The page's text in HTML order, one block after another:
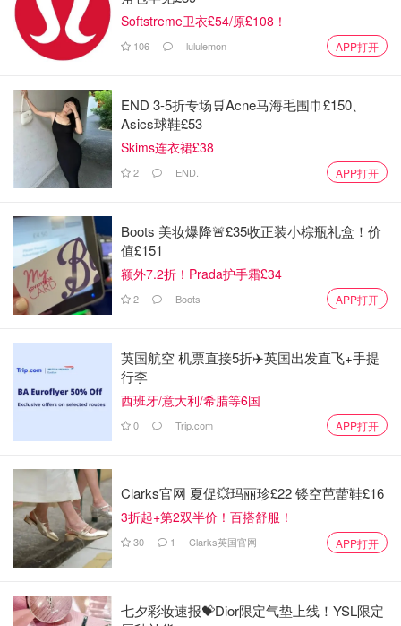
Softstreme卫衣£54/原£108！
106 lululemon APP打开
END 3-5折专场🛒Acne马海毛围巾£150、
Asics球鞋£53
Skims连衣裙£38
2 END. APP打开
Boots 美妆爆降🚨£35收正装小棕瓶礼盒！价
值£151
额外7.2折！Prada护手霜£34
2 Boots APP打开
英国航空 机票直接5折✈️英国出发直飞+手提
行李
西班牙/意大利/希腊等6国
0 Trip.com APP打开
Clarks官网 夏促💥玛丽珍£22 镂空芭蕾鞋£16
3折起+第2双半价！百搭舒服！
30 1 Clarks英国官网 APP打开
七夕彩妆速报💝Dior限定气垫上线！YSL限定